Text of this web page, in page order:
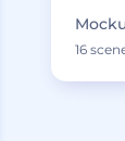
16